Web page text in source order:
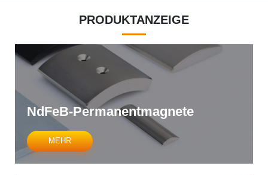
PRODUKTANZEIGE
NdFeB-Permanentmagnete
MEHR